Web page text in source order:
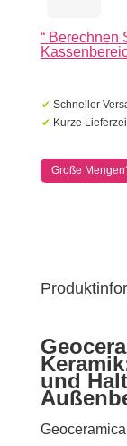
Taupe
Menge
“ Berechnen
✔ Schneller
✔ Kurze
Große
und